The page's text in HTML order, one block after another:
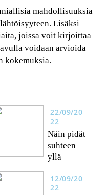
mahdollisuuksia
Lisäksi
joissa voit kirjoittaa
voidaan arvioida
kokemuksia.
22/09/20
22
Näin pidät
suhteen
yllä
12/09/20
22